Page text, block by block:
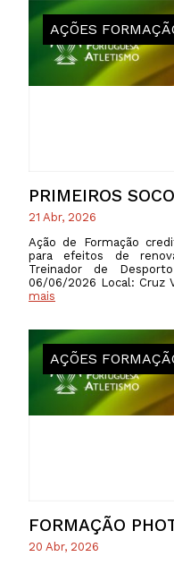
PRIMEIROS
AÇÕES
21 Abr, 2026
Ação de Formação
para efeitos de
Treinador de
06/06/2026 Local: Cruz
mais
FORMAÇÃO
AÇÕES
20 Abr, 2026